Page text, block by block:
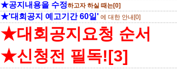
★공지내용을 수정하고자 하실 때는[0]
★'대회공지 예고기간 60일' 에 대한 안내[0]
★대회공지요청 순서
★신청전 필독![3]